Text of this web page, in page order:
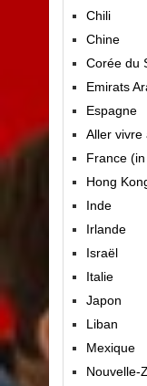
Chili
Chine
Corée du
Emirats
Espagne
Aller vivre
France
Hong
Inde
Irlande
Israël
Italie
Japon
Liban
Mexique
Nouvelle-